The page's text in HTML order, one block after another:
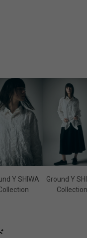
Y SHIWA
Ground Y
Collection